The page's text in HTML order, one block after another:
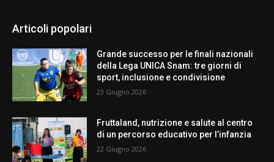
Articoli popolari
Grande successo per le finali nazionali
della Lega UNICA Snam: tre giorni di
sport, inclusione e condivisione
23 Giugno 2026
Fruttaland, nutrizione e salute al centro
di un percorso educativo per l’infanzia
22 Giugno 2026